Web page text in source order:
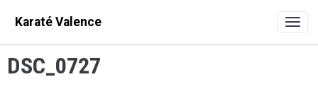
Karaté Valence
DSC_0727